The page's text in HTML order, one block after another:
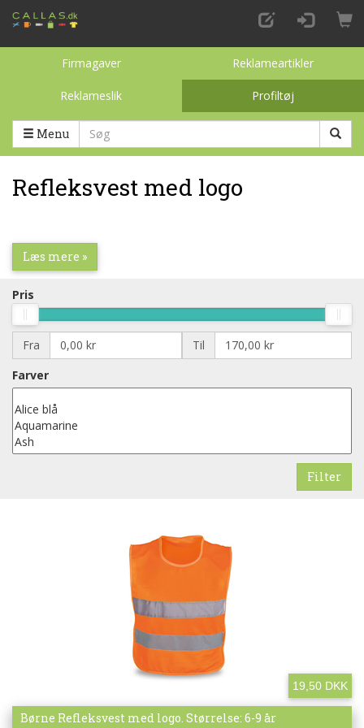
Firmagaver Reklameartikler
Reklameslik Profiltøj
Toggle categories
Menu
Refleksvest med logo
Læs mere »
Pris
Fra
Til
Farver
19,50 DKK
Børne Refleksvest med logo. Størrelse: 6-9 år
Mere info